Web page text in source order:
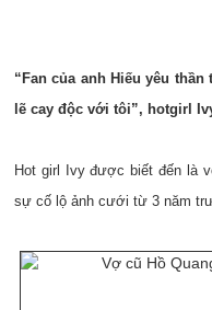
“Fan của anh Hiếu yêu
lẽ cay độc với tôi”, hotgirl
Hot girl Ivy được biết đến là
sự cố lộ ảnh cưới từ 3 năm